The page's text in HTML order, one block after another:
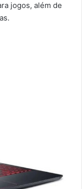
jogos, além de